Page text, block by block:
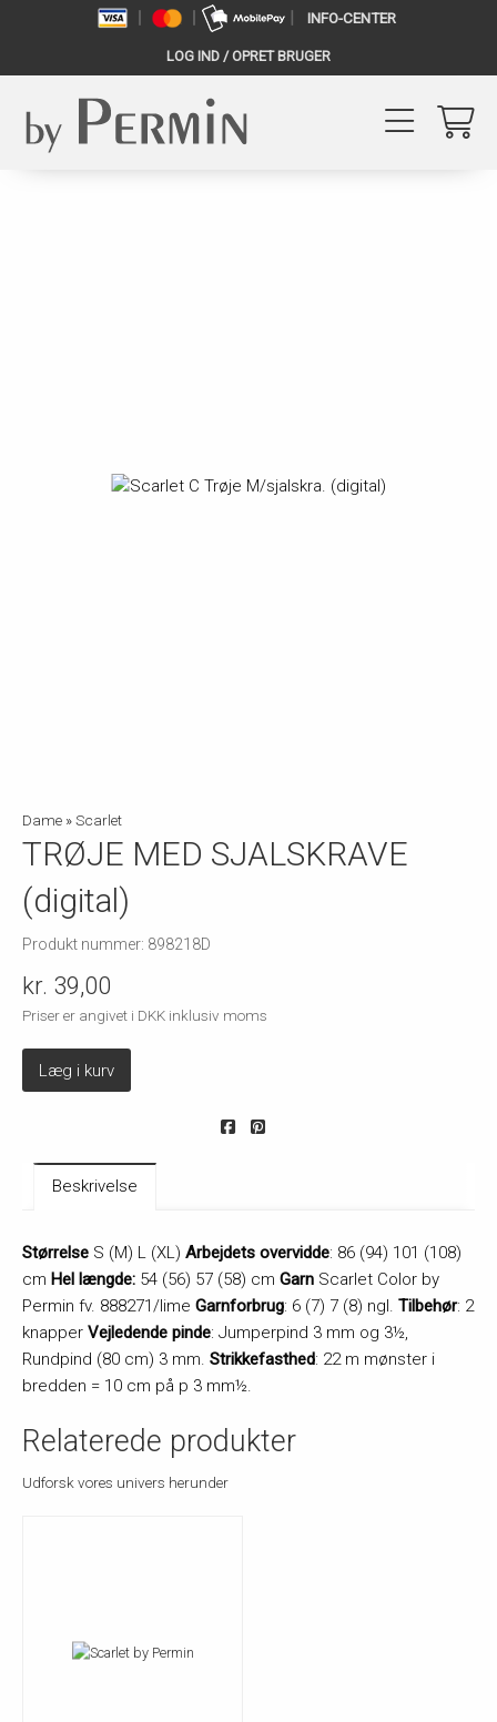
INFO-CENTER
LOG IND / OPRET BRUGER
Dame »Scarlet
TRØJE MED SJALSKRAVE
(digital)
Produkt nummer: 898218D
kr. 39,00
Priser er angivet i DKK inklusiv moms
Læg i kurv
Beskrivelse
Størrelse S (M) L (XL) Arbejdets overvidde: 86 (94) 101 (108)
cm Hel længde: 54 (56) 57 (58) cm Garn Scarlet Color by
Permin fv. 888271/lime Garnforbrug: 6 (7) 7 (8) ngl. Tilbehør: 2
knapper Vejledende pinde: Jumperpind 3 mm og 3½,
Rundpind (80 cm) 3 mm. Strikkefasthed: 22 m mønster i
bredden = 10 cm på p 3 mm½.
Relaterede produkter
Udforsk vores univers herunder